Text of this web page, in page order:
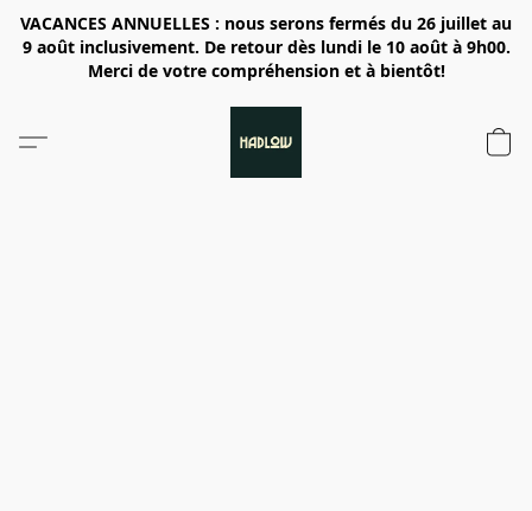
VACANCES ANNUELLES : nous serons fermés du 26 juillet au
9 août inclusivement. De retour dès lundi le 10 août à 9h00.
Merci de votre compréhension et à bientôt!